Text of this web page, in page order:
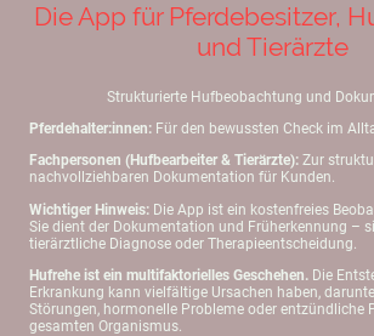
Die App für Pferdebesitzer,
und Tierärzte
Strukturierte Hufbeobachtung und
Pferdehalter:innen: Für den bewussten Check im
Fachpersonen (Hufbearbeiter & Tierärzte): Zur
nachvollziehbaren Dokumentation für Kunden.
Wichtiger Hinweis: Die App ist ein kostenfreies
Sie dient der Dokumentation und Früherkennung –
tierärztliche Diagnose oder Therapieentscheidung.
Hufrehe ist ein multifaktorielles Geschehen. Die
Erkrankung kann vielfältige Ursachen haben,
Störungen, hormonelle Probleme oder entzündliche
gesamten Organismus.